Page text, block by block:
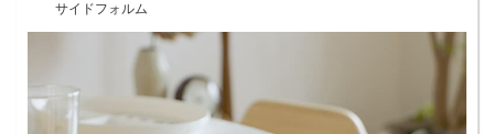
サイドフォルム